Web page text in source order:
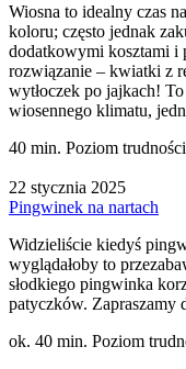
Wiosna to idealny czas
koloru; często jednak
dodatkowymi kosztami i
rozwiązanie – kwiatki z
wytłoczek po jajkach!
wiosennego klimatu,
40 min. Poziom
22 stycznia 2025
Pingwinek na nartach
Widzieliście kiedyś
wyglądałoby to
słodkiego pingwinka
patyczków. Zapraszamy
ok. 40 min. Poziom